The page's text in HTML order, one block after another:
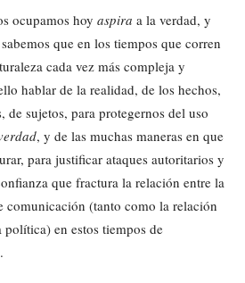
ocupamos hoy aspira a la verdad, y
que en los tiempos que corren
cada vez más compleja y
hablar de la realidad, de los hechos,
de sujetos, para protegernos del uso
, y de las muchas maneras en que
para justificar ataques autoritarios y
que fractura la relación entre la
comunicación (tanto como la relación
en estos tiempos de